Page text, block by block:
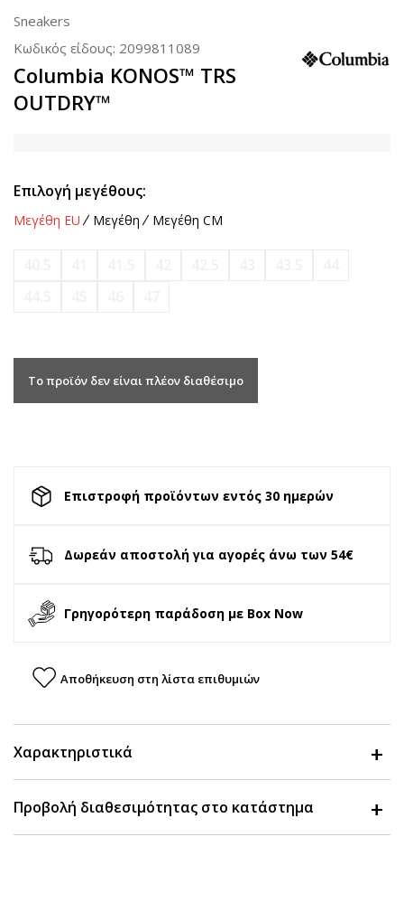
Sneakers
Κωδικός είδους: 2099811089
Columbia KONOS™ TRS
OUTDRY™
Επιλογή μεγέθους:
Μεγέθη EU Μεγέθη Μεγέθη CM
Το προϊόν δεν είναι πλέον διαθέσιμο
Επιστροφή προϊόντων εντός 30 ημερών
Δωρεάν αποστολή για αγορές άνω των 54€
Γρηγορότερη παράδοση με Box Now
Αποθήκευση στη λίστα επιθυμιών
Χαρακτηριστικά
Προβολή διαθεσιμότητας στο κατάστημα